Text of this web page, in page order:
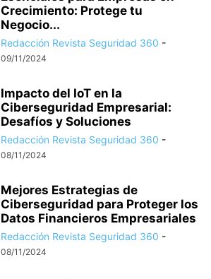
Crecimiento: Protege tu
Negocio...
Redacción Revista Seguridad 360 -
09/11/2024
Impacto del IoT en la
Ciberseguridad Empresarial:
Desafíos y Soluciones
Redacción Revista Seguridad 360 -
08/11/2024
Mejores Estrategias de
Ciberseguridad para Proteger los
Datos Financieros Empresariales
Redacción Revista Seguridad 360 -
08/11/2024